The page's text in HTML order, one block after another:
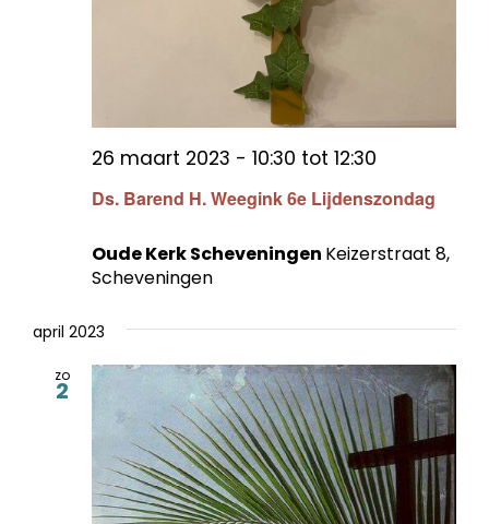
Ds. Barend H. Weegink 6e Lijdenszondag
26 maart 2023 - 10:30 tot 12:30
Oude Kerk Scheveningen Keizerstraat 8,
Scheveningen
april 2023
zo
2